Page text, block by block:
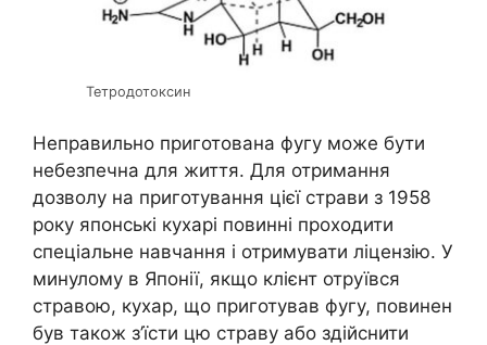
Тетродотоксин
Неправильно приготована фугу може бути
небезпечна для життя. Для отримання
дозволу на приготування цієї страви з 1958
року японські кухарі повинні проходити
спеціальне навчання і отримувати ліцензію. У
минулому в Японії, якщо клієнт отруївся
стравою, кухар, що приготував фугу, повинен
був також з’їсти цю страву або здійснити